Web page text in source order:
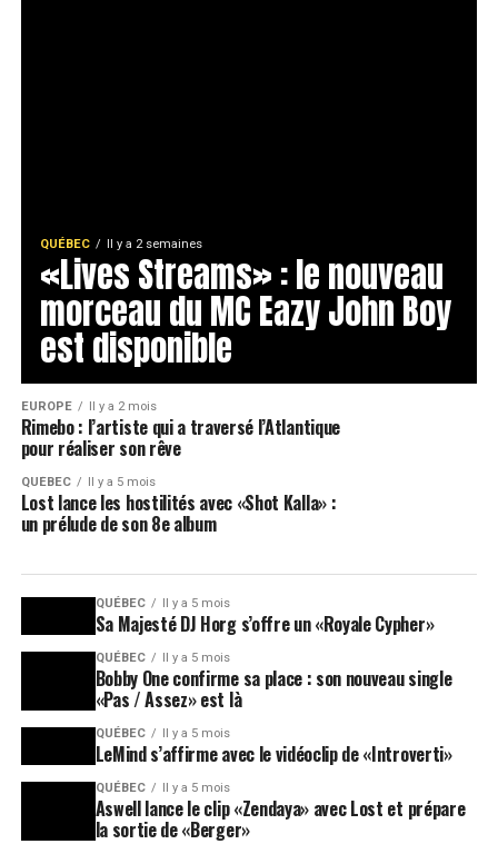
QUÉBEC Il y a 2 semaines
«Lives Streams» : le nouveau
morceau du MC Eazy John Boy
est disponible
EUROPE Il y a 2 mois
Rimebo : l’artiste qui a traversé l’Atlantique
pour réaliser son rêve
QUÉBEC Il y a 5 mois
Lost lance les hostilités avec «Shot Kalla» :
un prélude de son 8e album
QUÉBEC Il y a 5 mois
Sa Majesté DJ Horg s’offre un «Royale Cypher»
QUÉBEC Il y a 5 mois
Bobby One confirme sa place : son nouveau single
«Pas / Assez» est là
QUÉBEC Il y a 5 mois
LeMind s’affirme avec le vidéoclip de «Introverti»
QUÉBEC Il y a 5 mois
Aswell lance le clip «Zendaya» avec Lost et prépare
la sortie de «Berger»